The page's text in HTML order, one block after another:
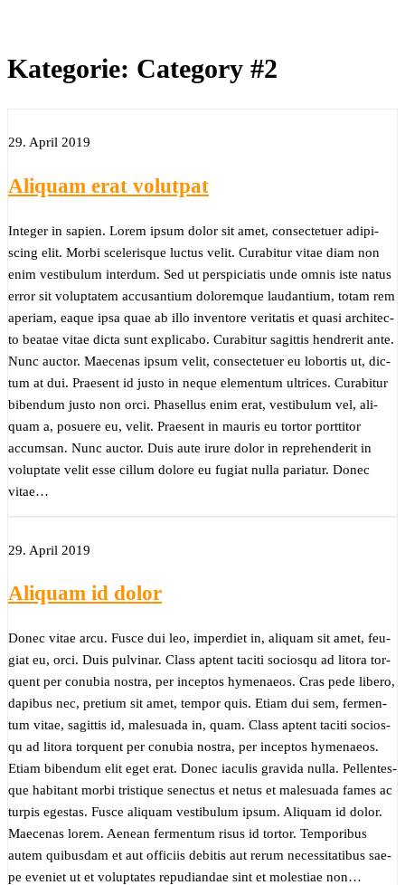
Kategorie: Category #2
29. April 2019
Ali­quam erat volut­pat
Inte­ger in sapi­en. Lorem ipsum dolor sit amet, con­sec­te­tuer adi­pi­
scing elit. Mor­bi sce­le­ris­que luc­tus velit. Curab­i­tur vitae diam non
enim ves­ti­bu­lum inter­dum. Sed ut per­spi­cia­tis unde omnis iste natus
error sit volupt­atem accu­san­ti­um dolo­rem­que lau­dan­ti­um, totam rem
ape­ri­am, eaque ipsa quae ab illo inven­to­re veri­ta­tis et qua­si archi­tec­
to bea­tae vitae dic­ta sunt expli­c­abo. Curab­i­tur sagit­tis hendre­rit ante.
Nunc auc­tor. Mae­ce­nas ipsum velit, con­sec­te­tuer eu lob­or­tis ut, dic­
tum at dui. Prae­sent id jus­to in neque ele­mentum ultri­ces. Curab­i­tur
biben­dum jus­to non orci. Pha­sel­lus enim erat, ves­ti­bu­lum vel, ali­
quam a, posue­re eu, velit. Prae­sent in mau­ris eu tor­tor port­ti­tor
accum­san. Nunc auc­tor. Duis aute irure dolor in repre­hen­de­rit in
volupt­ate velit esse cil­lum dolo­re eu fugi­at nulla paria­tur. Donec
vitae…
29. April 2019
Ali­quam id dolor
Donec vitae arcu. Fus­ce dui leo, imper­diet in, ali­quam sit amet, feu­
gi­at eu, orci. Duis pul­vi­nar. Class apt­ent taci­ti socios­qu ad lito­ra tor­
quent per conu­bia nos­t­ra, per incep­tos hymen­ae­os. Cras pede libe­ro,
dapi­bus nec, pre­ti­um sit amet, tem­por quis. Eti­am dui sem, fer­men­
tum vitae, sagit­tis id, male­sua­da in, quam. Class apt­ent taci­ti socios­
qu ad lito­ra tor­quent per conu­bia nos­t­ra, per incep­tos hymen­ae­os.
Eti­am biben­dum elit eget erat. Donec iacu­lis gra­vi­da nulla. Pel­len­tes­
que habi­tant mor­bi tris­tique senec­tus et netus et male­sua­da fames ac
tur­pis eges­tas. Fus­ce ali­quam ves­ti­bu­lum ipsum. Ali­quam id dolor.
Mae­ce­nas lorem. Aene­an fer­men­tum risus id tor­tor. Tem­po­ri­bus
autem qui­bus­dam et aut offi­ci­is debi­tis aut rer­um neces­si­ta­ti­bus sae­
pe eve­niet ut et volupt­ates repu­di­an­dae sint et moles­tiae non…